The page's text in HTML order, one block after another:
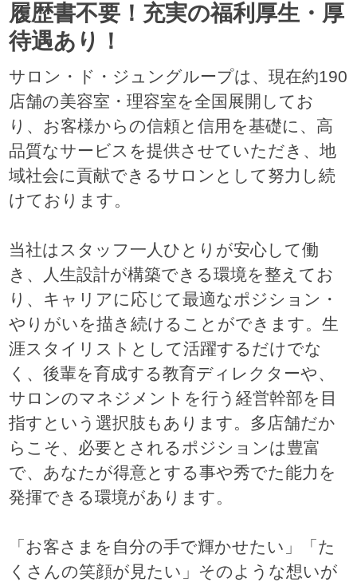
履歴書不要！充実の福利厚生・厚
待遇あり！
サロン・ド・ジュングループは、現在約190
店舗の美容室・理容室を全国展開してお
り、お客様からの信頼と信用を基礎に、高
品質なサービスを提供させていただき、地
域社会に貢献できるサロンとして努力し続
けております。
当社はスタッフ一人ひとりが安心して働
き、人生設計が構築できる環境を整えてお
り、キャリアに応じて最適なポジション・
やりがいを描き続けることができます。生
涯スタイリストとして活躍するだけでな
く、後輩を育成する教育ディレクターや、
サロンのマネジメントを行う経営幹部を目
指すという選択肢もあります。多店舗だか
らこそ、必要とされるポジションは豊富
で、あなたが得意とする事や秀でた能力を
発揮できる環境があります。
「お客さまを自分の手で輝かせたい」「た
くさんの笑顔が見たい」そのような想いが